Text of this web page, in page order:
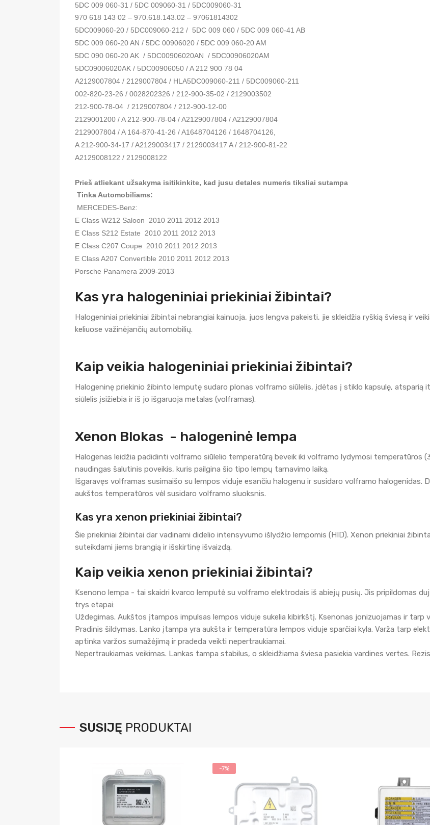
5DC 009 060-31 / 5DC 009060-31 / 5DC009060-31
970 618 143 02 – 970.618.143.02 – 97061814302
5DC009060-20 / 5DC009060-212 /  5DC 009 060 / 5DC 009 060-41 AB
5DC 009 060-20 AN / 5DC 00906020 / 5DC 009 060-20 AM
5DC 090 060-20 AK  / 5DC00906020AN  / 5DC00906020AM
5DC09006020AK / 5DC00906050 / A 212 900 78 04
A2129007804 / 2129007804 / HLA5DC009060-211 / 5DC009060-211
002-820-23-26 / 0028202326 / 212-900-35-02 / 2129003502
212-900-78-04  / 2129007804 / 212-900-12-00
2129001200 / A 212-900-78-04 / A2129007804 / A2129007804
2129007804 / A 164-870-41-26 / A1648704126 / 1648704126,
A 212-900-34-17 / A2129003417 / 2129003417 A / 212-900-81-22
A2129008122 / 2129008122
Prieš atliekant užsakyma isitikinkite, kad jusu detales numeris tiksliai sutampa
Tinka Automobiliams:
E Class W212 Saloon  2010 2011 2012 2013
E Class S212 Estate  2010 2011 2012 2013
E Class C207 Coupe  2010 2011 2012 2013
E Class A207 Convertible 2010 2011 2012 2013
Porsche Panamera 2009-2013
Kas yra halogeniniai priekiniai žibintai?
Halogeniniai priekiniai žibintai nebrangiai kainuoja, juos lengva pakeisti, jie skleidžia ryškią šviesą ir
keliuose važinėjančių automobilių.
Kaip veikia halogeniniai priekiniai žibintai?
Halogeninę priekinio žibinto lemputę sudaro plonas volframo siūlelis, įdėtas į stiklo kapsulę,
siūlelis įsižiebia ir iš jo išgaruoja metalas (volframas).
Xenon Blokas - halogeninė lempa
Halogenas leidžia padidinti volframo siūlelio temperatūrą beveik iki volframo lydymosi temperatūros
naudingas šalutinis poveikis, kuris pailgina šio tipo lempų tarnavimo laiką.
Išgaravęs volframas susimaišo su lempos viduje esančiu halogenu ir susidaro volframo halogenidas.
aukštos temperatūros vėl susidaro volframo sluoksnis.
Kas yra xenon priekiniai žibintai?
Šie priekiniai žibintai dar vadinami didelio intensyvumo išlydžio lempomis (HID). Xenon priekiniai
suteikdami jiems brangią ir išskirtinę išvaizdą.
Kaip veikia xenon priekiniai žibintai?
Ksenono lempa - tai skaidri kvarco lemputė su volframo elektrodais iš abiejų pusių. Jis pripildomas
trys etapai:
Uždegimas. Aukštos įtampos impulsas lempos viduje sukelia kibirkštį. Ksenonas jonizuojamas ir tarp
Pradinis šildymas. Lanko įtampa yra aukšta ir temperatūra lempos viduje sparčiai kyla. Varža tarp
aptinka varžos sumažėjimą ir pradeda veikti nepertraukiamai.
Nepertraukiamas veikimas. Lankas tampa stabilus, o skleidžiama šviesa pasiekia vardines vertes.
SUSIJĘ PRODUKTAI
-7%